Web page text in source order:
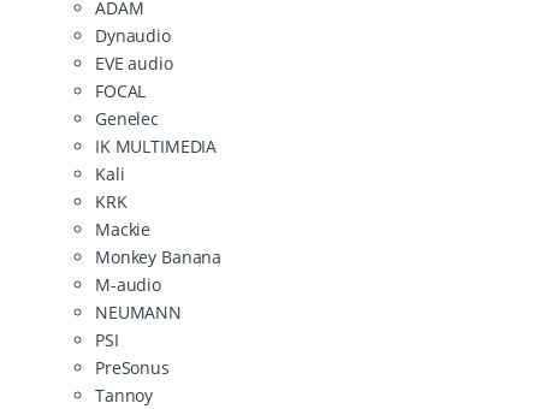
ADAM
Dynaudio
EVE audio
FOCAL
Genelec
IK MULTIMEDIA
Kali
KRK
Mackie
Monkey Banana
M-audio
NEUMANN
PSI
PreSonus
Tannoy